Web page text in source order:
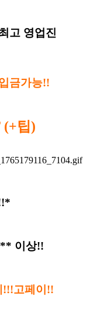
고 영업진
금가능!!
(+팁)
이상!!
!!!고페이!!